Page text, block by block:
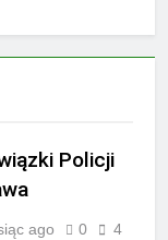
Policji
ago 0
4